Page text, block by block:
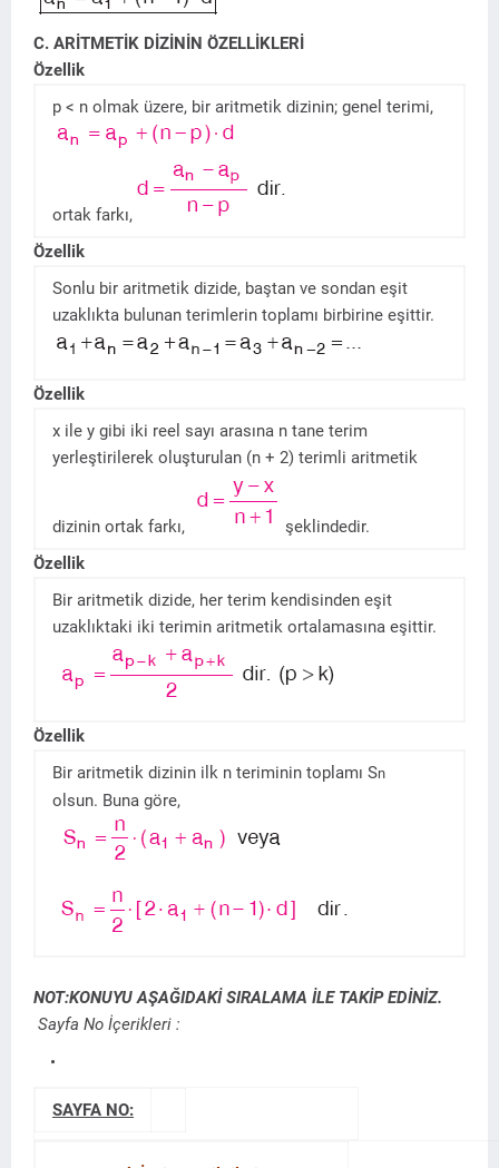
C. ARİTMETİK DİZİNİN ÖZELLİKLERİ
Özellik
p < n olmak üzere, bir aritmetik dizinin; genel terimi,
ortak farkı,
Özellik
Sonlu bir aritmetik dizide, baştan ve sondan eşit
uzaklıkta bulunan terimlerin toplamı birbirine eşittir.
Özellik
x ile y gibi iki reel sayı arasına n tane terim
yerleştirilerek oluşturulan (n + 2) terimli aritmetik
dizinin ortak farkı,
şeklindedir.
Özellik
Bir aritmetik dizide, her terim kendisinden eşit
uzaklıktaki iki terimin aritmetik ortalamasına eşittir.
Özellik
Bir aritmetik dizinin ilk n teriminin toplamı Sn
olsun. Buna göre,
NOT:KONUYU AŞAĞIDAKİ SIRALAMA İLE TAKİP EDİNİZ.
Sayfa No İçerikleri :
SAYFA NO: